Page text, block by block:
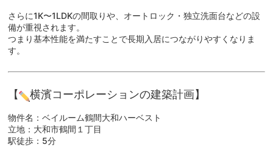
さらに1K〜1LDKの間取りや、オートロック・独立洗面台などの設
備が重視されます。
つまり基本性能を満たすことで長期入居につながりやすくなりま
す。
【 横濱コーポレーションの建築計画】
物件名：ベイルーム鶴間大和ハーベスト
立地：大和市鶴間１丁目
駅徒歩：5分